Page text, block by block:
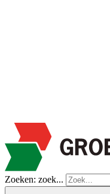
Zoeken: zoek...